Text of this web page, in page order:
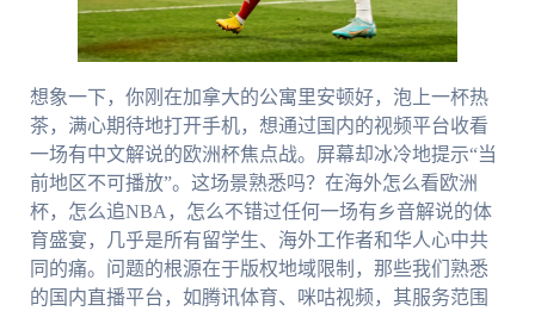
想象一下，你刚在加拿大的公寓里安顿好，泡上一杯热
茶，满心期待地打开手机，想通过国内的视频平台收看
一场有中文解说的欧洲杯焦点战。屏幕却冰冷地提示“当
前地区不可播放”。这场景熟悉吗？在海外怎么看欧洲
杯，怎么追NBA，怎么不错过任何一场有乡音解说的体
育盛宴，几乎是所有留学生、海外工作者和华人心中共
同的痛。问题的根源在于版权地域限制，那些我们熟悉
的国内直播平台，如腾讯体育、咪咕视频，其服务范围